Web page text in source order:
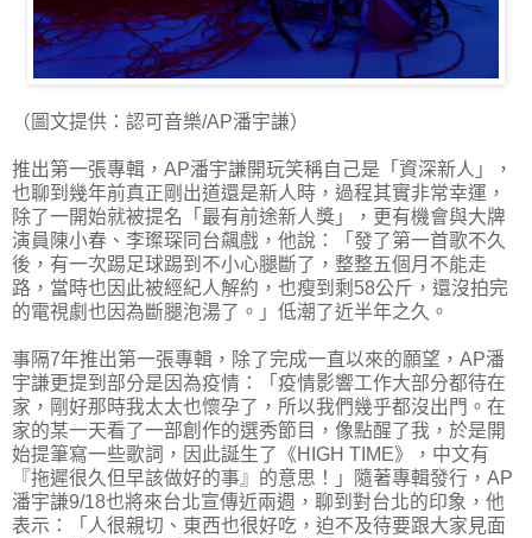
（圖文提供：認可音樂/AP潘宇謙）
推出第一張專輯，AP潘宇謙開玩笑稱自己是「資深新人」，
也聊到幾年前真正剛出道還是新人時，過程其實非常幸運，
除了一開始就被提名「最有前途新人獎」，更有機會與大牌
演員陳小春、李璨琛同台飆戲，他說：「發了第一首歌不久
後，有一次踢足球踢到不小心腿斷了，整整五個月不能走
路，當時也因此被經紀人解約，也瘦到剩58公斤，還沒拍完
的電視劇也因為斷腿泡湯了。」低潮了近半年之久。
事隔7年推出第一張專輯，除了完成一直以來的願望，AP潘
宇謙更提到部分是因為疫情：「疫情影響工作大部分都待在
家，剛好那時我太太也懷孕了，所以我們幾乎都沒出門。在
家的某一天看了一部創作的選秀節目，像點醒了我，於是開
始提筆寫一些歌詞，因此誕生了《HIGH TIME》，中文有
『拖遲很久但早該做好的事』的意思！」隨著專輯發行，AP
潘宇謙9/18也將來台北宣傳近兩週，聊到對台北的印象，他
表示：「人很親切、東西也很好吃，迫不及待要跟大家見面